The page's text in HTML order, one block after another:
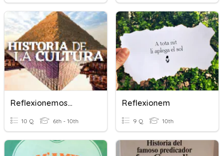
Reflexionemos...
10 Q 6th - 10th
Reflexionem
9 Q 10th